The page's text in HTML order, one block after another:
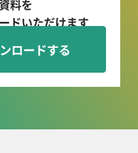
料を
ドいただけます
ロードする